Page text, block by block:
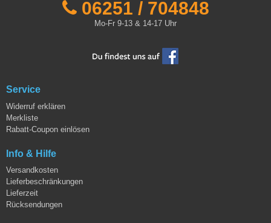
06251 / 704848
Mo-Fr 9-13 & 14-17 Uhr
Service
Widerruf erklären
Merkliste
Rabatt-Coupon einlösen
Info & Hilfe
Versandkosten
Lieferbeschränkungen
Lieferzeit
Rücksendungen